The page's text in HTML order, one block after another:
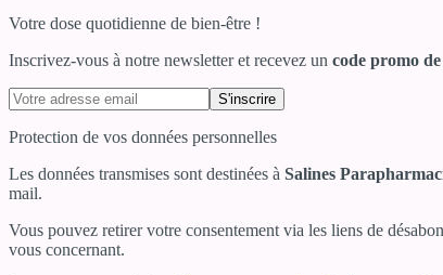
Votre dose quotidienne de bien-être !
Inscrivez-vous à notre newsletter et recevez un code promo
S'inscrire
Protection de vos données personnelles
Les données transmises sont destinées à Salines
mail.
Vous pouvez retirer votre consentement via les liens de
vous concernant.